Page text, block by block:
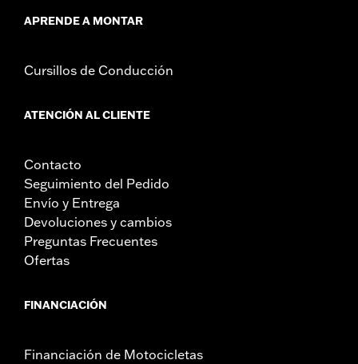
APRENDE A MONTAR
Cursillos de Conducción
ATENCIÓN AL CLIENTE
Contacto
Seguimiento del Pedido
Envío y Entrega
Devoluciones y cambios
Preguntas Frecuentes
Ofertas
FINANCIACIÓN
Financiación de Motocicletas